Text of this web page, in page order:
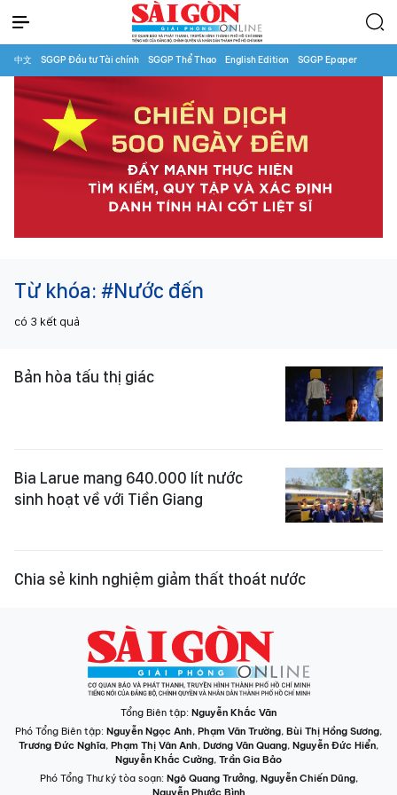
中文 SGGP Đầu tư Tài chính SGGP Thể Thao English Edition SGGP Epaper
Từ khóa: #Nước đến
có 3 kết quả
Bản hòa tấu thị giác
Bia Larue mang 640.000 lít nước
sinh hoạt về với Tiền Giang
Chia sẻ kinh nghiệm giảm thất thoát nước
Tổng Biên tập: Nguyễn Khắc Văn
Phó Tổng Biên tập: Nguyễn Ngọc Anh, Phạm Văn Trường, Bùi Thị Hồng Sương,
Trương Đức Nghĩa, Phạm Thị Vân Anh, Dương Văn Quang, Nguyễn Đức Hiển,
Nguyễn Khắc Cường, Trần Gia Bảo
Phó Tổng Thư ký tòa soạn: Ngô Quang Trưởng, Nguyễn Chiến Dũng,
Nguyễn Phước Bình